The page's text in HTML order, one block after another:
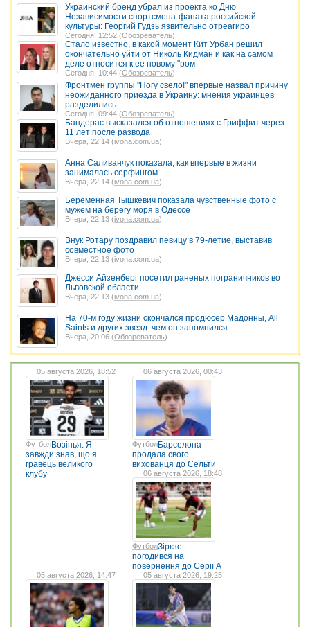
Украинский бренд убрал из проекта ко Дню
Независимости спортсмена-фаната российской
культуры: Георгий Гудзь язвительно отреагиро
Сегодня, 12:52 (Обозреватель)
Стало известно, в какой момент Кит Урбан решил
окончательно уйти от Николь Кидман и как на самом
деле относится к ее новому "ром
Сегодня, 10:44 (Обозреватель)
Фронтмен группы "Ногу свело!" впервые назвал причину
неожиданного приезда в Украину: мнения украинцев
разделились
Сегодня, 09:44 (Обозреватель)
Бандерас высказался об отношениях с Гриффит через
11 лет после развода
Вчера, 22:14 (ivona.com.ua)
Анна Саливанчук показала, как впервые в жизни
занималась серфингом
Вчера, 22:14 (ivona.com.ua)
Беременная Тышкевич показала чувственные фото с
мужем на берегу моря в Одессе
Вчера, 22:13 (ivona.com.ua)
Внук Ротару поздравил певицу в 79-летие, выставив
совместное фото
Вчера, 22:13 (ivona.com.ua)
Джесси Айзенберг посетил раненых пограничников во
Львовской области
Вчера, 22:13 (ivona.com.ua)
На 70-м году жизни скончался продюсер Мадонны, All
Saints и других звезд: чем он запомнился.
Вчера, 20:06 (Обозреватель)
05 августа 2026, 18:52
ФутболВозінья: Я
завжди знав, що я
гравець великого
клубу
06 августа 2026, 00:43
ФутболБарселона
продала свого
вихованця до Сельти
06 августа 2026, 18:48
ФутболЗіркзе
погодився на
повернення до Серії А
05 августа 2026, 14:47 05 августа 2026, 19:25